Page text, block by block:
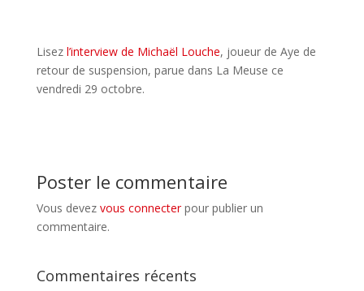
Lisez l’interview de Michaël Louche, joueur de Aye de
retour de suspension, parue dans La Meuse ce
vendredi 29 octobre.
Poster le commentaire
Vous devez vous connecterpour publier un
commentaire.
Commentaires récents